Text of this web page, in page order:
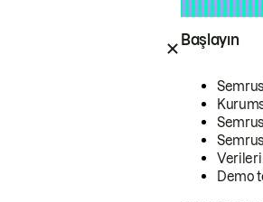
Başlayın
Demo